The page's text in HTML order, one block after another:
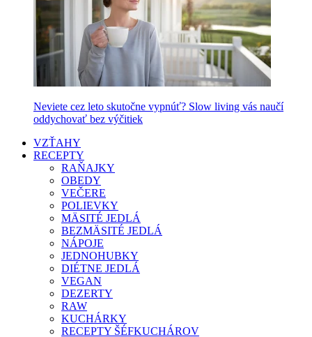
Neviete cez leto skutočne vypnúť? Slow living vás naučí
oddychovať bez výčitiek
VZŤAHY
RECEPTY
RAŇAJKY
OBEDY
VEČERE
POLIEVKY
MÄSITÉ JEDLÁ
BEZMÄSITÉ JEDLÁ
NÁPOJE
JEDNOHUBKY
DIÉTNE JEDLÁ
VEGAN
DEZERTY
RAW
KUCHÁRKY
RECEPTY ŠÉFKUCHÁROV